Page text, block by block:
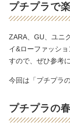
プチプラで
ZARA、GU、ユニ
イ&ローファッシ
すので、ぜひ参考
今回は「プチプラ
プチプラの